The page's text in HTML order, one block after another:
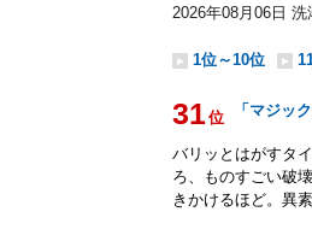
2026年08月06日 洗
1位～10位
31位 「マジッ
バリッとはがすタ
ろ、ものすごい破
きかけるほど。異